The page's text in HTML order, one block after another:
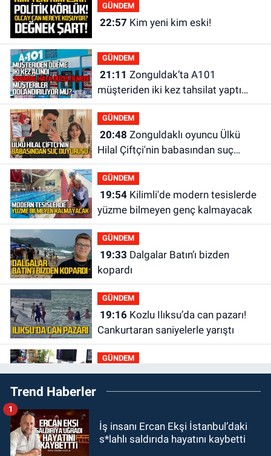
GÜNDEM
22:57 Kim yeni kim eski!
GÜNDEM
21:11
müşteriden iki kez tahsilat yaptı
geri ödemiyor!
GÜNDEM
20:48
Hilal Çiftçi'nin babasından suç
duyurusu
GÜNDEM
19:54Kilimli'de modern tesislerde
yüzme bilmeyen genç kalmayacak
GÜNDEM
19:33
kopardı
GÜNDEM
19:16Kozlu Ilıksu’da can pazarı!
Cankurtaran saniyelerle yarıştı
GÜNDEM
19:01Çaycumalılar Derneği
Başkanı Savaş Çiloğlu GMİS
17:45Kozlu Belediyespor, Tezcan
Gökmen'i kadrosuna kattı
Trend Haberler
İş insanı Ercan Ekşi İstanbul’daki
s*lahlı saldırıda hayatını kaybetti
1